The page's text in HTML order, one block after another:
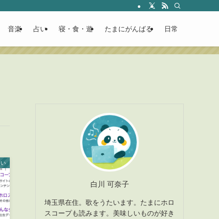
音楽 占い 寝・食・遊 たまにがんばる 日常
白川 可奈子
埼玉県在住。歌をうたいます。たまにホロ
スコープも読みます。美味しいものが好き